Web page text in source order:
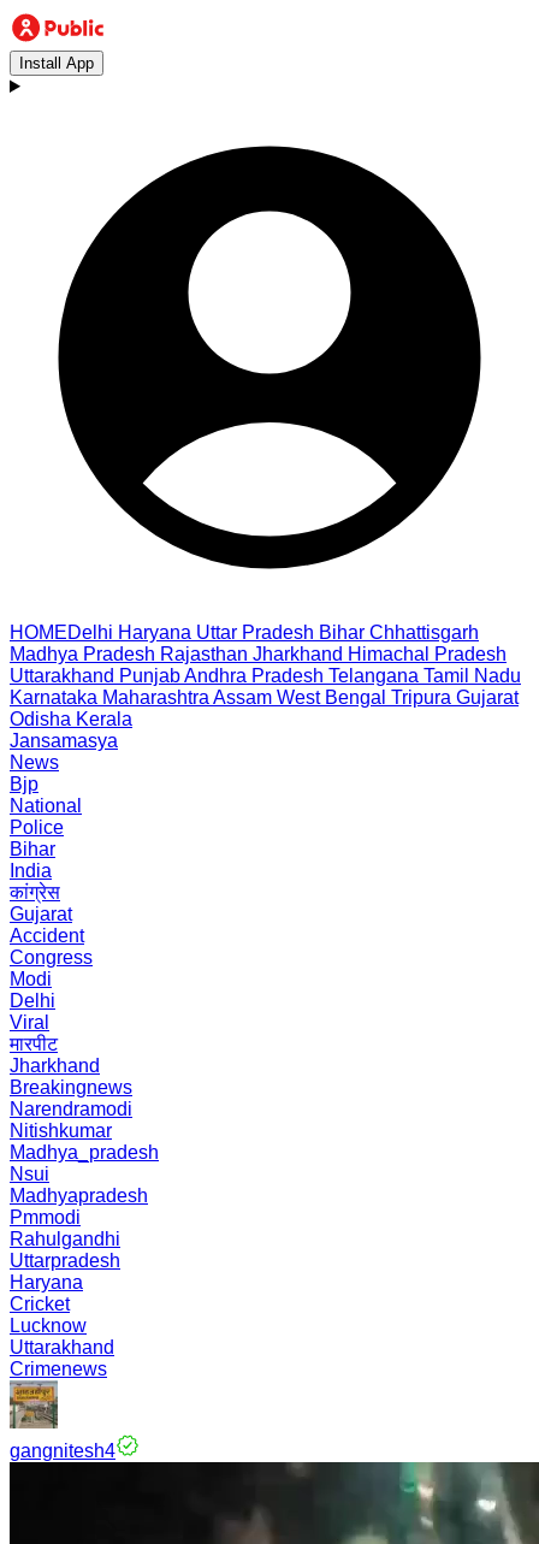
Install App
HOMEDelhi Haryana Uttar Pradesh Bihar Chhattisgarh
Madhya Pradesh Rajasthan Jharkhand Himachal Pradesh
Uttarakhand PunjabAndhra Pradesh Telangana Tamil Nadu
Karnataka Maharashtra Assam West Bengal Tripura Gujarat
Odisha Kerala
Jansamasya
News
Bjp
National
Police
Bihar
India
कांग्रेस
Gujarat
Accident
Congress
Modi
Delhi
Viral
मारपीट
Jharkhand
Breakingnews
Narendramodi
Nitishkumar
Madhya_pradesh
Nsui
Madhyapradesh
Pmmodi
Rahulgandhi
Uttarpradesh
Haryana
Cricket
Lucknow
Uttarakhand
Crimenews
gangnitesh4